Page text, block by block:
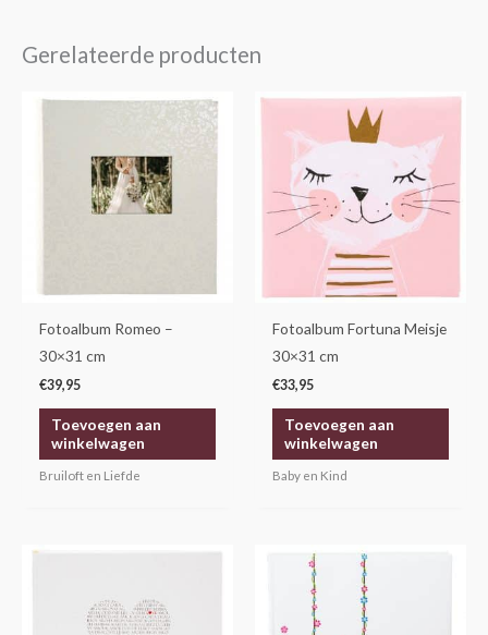
Gerelateerde producten
Fotoalbum Romeo –
30×31 cm
€39,95
Toevoegen aan
winkelwagen
Bruiloft en Liefde
Fotoalbum Fortuna Meisje
30×31 cm
€33,95
Toevoegen aan
winkelwagen
Baby en Kind